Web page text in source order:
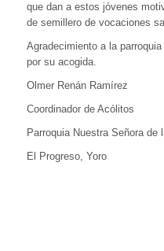
que dan a estos jóvenes
de semillero de vocaciones
Agradecimiento a la
por su acogida.
Olmer Renán Ramírez
Coordinador de Acólitos
Parroquia Nuestra Señora de
El Progreso, Yoro